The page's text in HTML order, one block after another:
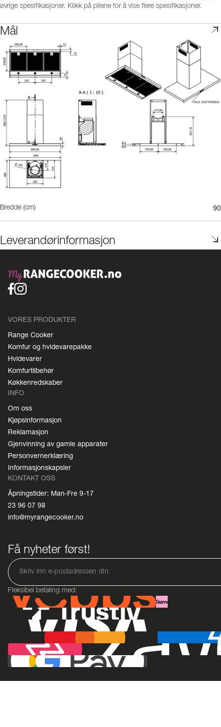
øvrige spesifikasjoner. Klikk på pilene for å vise flere spesifikasjoner.
Mål
Bredde (cm) 90
Leverandørinformasjon
VORES PRODUKTER
Range Cooker
Komfur og hvidevarepakke
Hvidevarer
Komfurtilbehør
Køkkenredskaber
INFO
Om oss
Kjøpsinformasjon
Reklamasjon
Gjenvinning av gamle apparater
Personvernerklæring
Informasjonskapsler
KONTAKT OSS
Åpningstider: Man-Fre 9-17
23 96 07 98
info@myrangecooker.no
Få nyheter først!
Fleksibel betaling med: